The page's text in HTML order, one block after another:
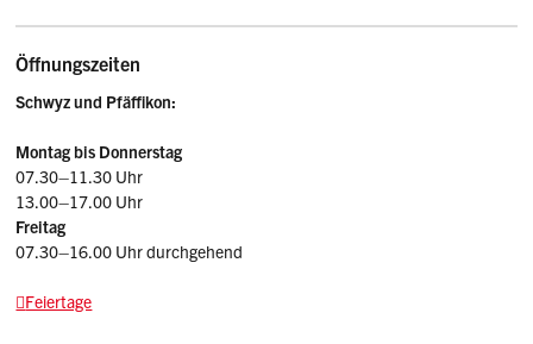
Öffnungszeiten
Schwyz und Pfäffikon:
Montag bis Donnerstag
07.30–11.30 Uhr
13.00–17.00 Uhr
Freitag
07.30–16.00 Uhr durchgehend
Feiertage